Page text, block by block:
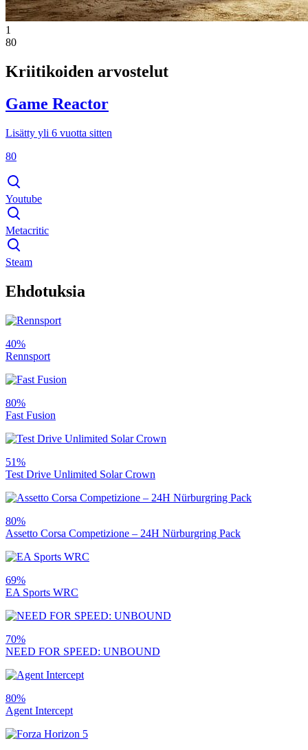
1
80
Kriitikoiden arvostelut
Game Reactor
Lisätty yli 6 vuotta sitten
80
Youtube
Metacritic
Steam
Ehdotuksia
40%
Rennsport
80%
Fast Fusion
51%
Test Drive Unlimited Solar Crown
80%
Assetto Corsa Competizione – 24H Nürburgring Pack
69%
EA Sports WRC
70%
NEED FOR SPEED: UNBOUND
80%
Agent Intercept